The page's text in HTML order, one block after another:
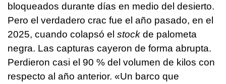
bloqueados durante días en medio del desierto.
Pero el verdadero crac fue el año pasado, en el
2025, cuando colapsó el stock de palometa
negra. Las capturas cayeron de forma abrupta.
Perdieron casi el 90 % del volumen de kilos con
respecto al año anterior. «Un barco que